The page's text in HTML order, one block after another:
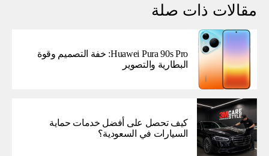
مقالات ذات صلة
Huawei Pura 90s Pro: خفة التصميم وقوة
البطارية والتصوير
كيف تحصل على أفضل خدمات حماية
السيارات في السعودية؟